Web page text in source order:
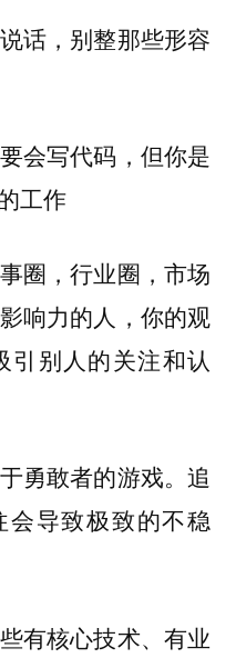
话，别整那些形容
会写代码，但你是
工作
圈，行业圈，市场
响力的人，你的观
引别人的关注和认
勇敢者的游戏。追
会导致极致的不稳
有核心技术、有业